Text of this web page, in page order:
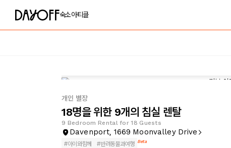
숙소아티클
개인 별장
18명을 위한 9개의 침실 렌탈
9 Bedroom Rental for 18 Guests
Davenport, 1669 Moonvalley Drive
#아이와함께 #반려동물과여행 Beta